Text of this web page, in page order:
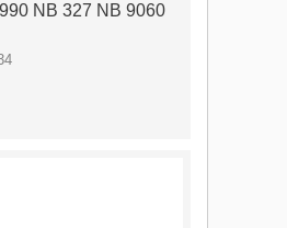
NB 327 NB 9060